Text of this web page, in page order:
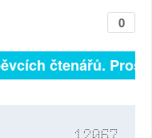
0
čtenářů.